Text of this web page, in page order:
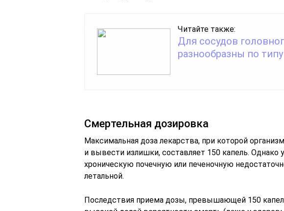
Читайте также:
Для сосудов
разнообразны по
Смертельная дозировка
Максимальная доза лекарства, при которой
и вывести излишки, составляет 150 капель. Однако
хроническую почечную или печеночную
летальной.
Последствия приема дозы, превышающей 150